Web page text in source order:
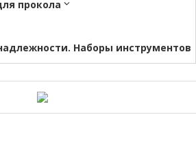
прокола
Наборы инструментов